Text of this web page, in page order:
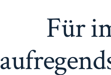
Für